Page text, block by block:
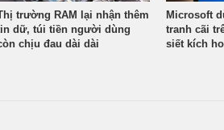
trường RAM lại nhận thêm
dữ, túi tiền người dùng
chịu đau dài dài
Microsoft
tranh cãi
siết kích